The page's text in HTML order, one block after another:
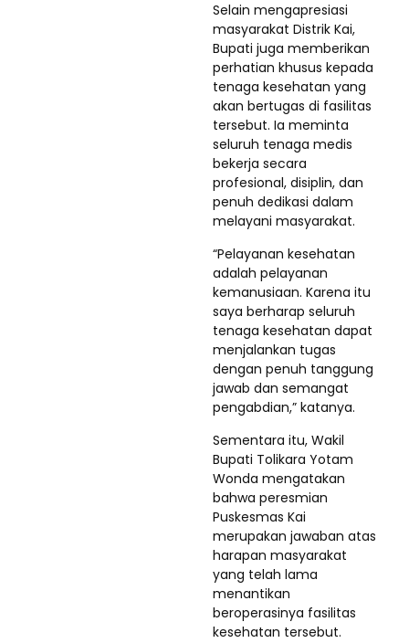
Selain mengapresiasi
masyarakat Distrik Kai,
Bupati juga memberikan
perhatian khusus kepada
tenaga kesehatan yang
akan bertugas di fasilitas
tersebut. Ia meminta
seluruh tenaga medis
bekerja secara
profesional, disiplin, dan
penuh dedikasi dalam
melayani masyarakat.
“Pelayanan kesehatan
adalah pelayanan
kemanusiaan. Karena itu
saya berharap seluruh
tenaga kesehatan dapat
menjalankan tugas
dengan penuh tanggung
jawab dan semangat
pengabdian,” katanya.
Sementara itu, Wakil
Bupati Tolikara Yotam
Wonda mengatakan
bahwa peresmian
Puskesmas Kai
merupakan jawaban atas
harapan masyarakat
yang telah lama
menantikan
beroperasinya fasilitas
kesehatan tersebut.